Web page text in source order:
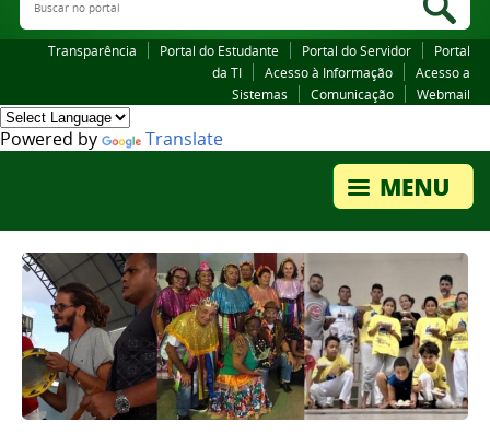
Transparência Portal do Estudante Portal do Servidor
Portal
da TI
Acesso à Informação
Acesso a
Sistemas
Comunicação Webmail
Powered by Translate